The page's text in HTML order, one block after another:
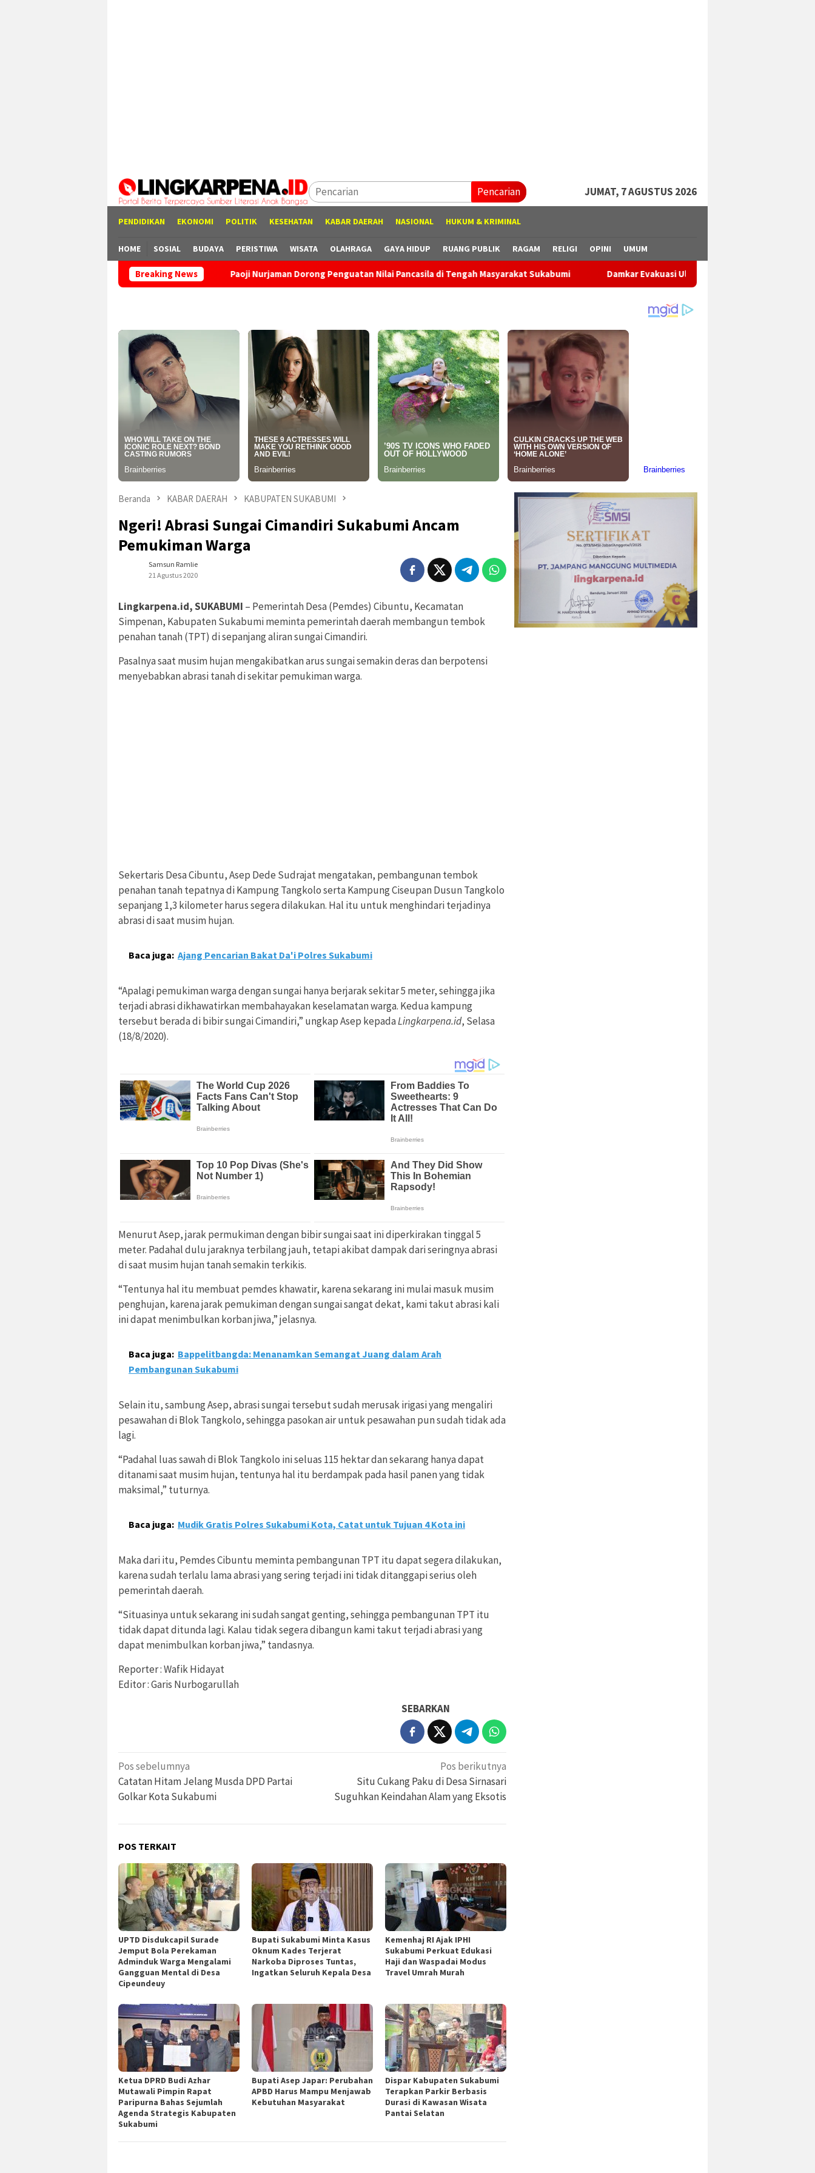
Pencarian JUMAT, 7 AGUSTUS 2026
PENDIDIKAN EKONOMI POLITIK KESEHATAN KABAR DAERAH NASIONAL HUKUM & KRIMINAL
HOME SOSIAL BUDAYA PERISTIWA WISATA OLAHRAGA GAYA HIDUP RUANG PUBLIK RAGAM RELIGI OPINI UMUM
Breaking News
Paoji Nurjaman Dorong Penguatan Nilai Pancasila di Tengah Masyarakat Sukabumi Damkar Evakuasi Ular Sanca di Permukiman Warga Cicantayan
Beranda KABAR DAERAH KABUPATEN SUKABUMI
Ngeri! Abrasi Sungai Cimandiri Sukabumi Ancam
Pemukiman Warga
Samsun Ramlie
21 Agustus 2020
Lingkarpena.id, SUKABUMI – Pemerintah Desa (Pemdes) Cibuntu, Kecamatan
Simpenan, Kabupaten Sukabumi meminta pemerintah daerah membangun tembok
penahan tanah (TPT) di sepanjang aliran sungai Cimandiri.
Pasalnya saat musim hujan mengakibatkan arus sungai semakin deras dan berpotensi
menyebabkan abrasi tanah di sekitar pemukiman warga.
Sekertaris Desa Cibuntu, Asep Dede Sudrajat mengatakan, pembangunan tembok
penahan tanah tepatnya di Kampung Tangkolo serta Kampung Ciseupan Dusun Tangkolo
sepanjang 1,3 kilometer harus segera dilakukan. Hal itu untuk menghindari terjadinya
abrasi di saat musim hujan.
Baca juga: Ajang Pencarian Bakat Da'i Polres Sukabumi
“Apalagi pemukiman warga dengan sungai hanya berjarak sekitar 5 meter, sehingga jika
terjadi abrasi dikhawatirkan membahayakan keselamatan warga. Kedua kampung
tersebut berada di bibir sungai Cimandiri,” ungkap Asep kepadaLingkarpena.id, Selasa
(18/8/2020).
Menurut Asep, jarak permukiman dengan bibir sungai saat ini diperkirakan tinggal 5
meter. Padahal dulu jaraknya terbilang jauh, tetapi akibat dampak dari seringnya abrasi
di saat musim hujan tanah semakin terkikis.
“Tentunya hal itu membuat pemdes khawatir, karena sekarang ini mulai masuk musim
penghujan, karena jarak pemukiman dengan sungai sangat dekat, kami takut abrasi kali
ini dapat menimbulkan korban jiwa,” jelasnya.
Baca juga: Bappelitbangda: Menanamkan Semangat Juang dalam Arah
Pembangunan Sukabumi
Selain itu, sambung Asep, abrasi sungai tersebut sudah merusak irigasi yang mengaliri
pesawahan di Blok Tangkolo, sehingga pasokan air untuk pesawahan pun sudah tidak ada
lagi.
“Padahal luas sawah di Blok Tangkolo ini seluas 115 hektar dan sekarang hanya dapat
ditanami saat musim hujan, tentunya hal itu berdampak pada hasil panen yang tidak
maksimal,” tuturnya.
Baca juga: Mudik Gratis Polres Sukabumi Kota, Catat untuk Tujuan 4 Kota ini
Maka dari itu, Pemdes Cibuntu meminta pembangunan TPT itu dapat segera dilakukan,
karena sudah terlalu lama abrasi yang sering terjadi ini tidak ditanggapi serius oleh
pemerintah daerah.
“Situasinya untuk sekarang ini sudah sangat genting, sehingga pembangunan TPT itu
tidak dapat ditunda lagi. Kalau tidak segera dibangun kami takut terjadi abrasi yang
dapat menimbulkan korban jiwa,” tandasnya.
Reporter : Wafik Hidayat
Editor : Garis Nurbogarullah
SEBARKAN
Navigasi
pos
Pos sebelumnya
Catatan Hitam Jelang Musda DPD Partai
Golkar Kota Sukabumi
Pos berikutnya
Situ Cukang Paku di Desa Sirnasari
Suguhkan Keindahan Alam yang Eksotis
POS TERKAIT
UPTD Disdukcapil Surade
Jemput Bola Perekaman
Adminduk Warga Mengalami
Gangguan Mental di Desa
Cipeundeuy
Bupati Sukabumi Minta Kasus
Oknum Kades Terjerat
Narkoba Diproses Tuntas,
Ingatkan Seluruh Kepala Desa
Kemenhaj RI Ajak IPHI
Sukabumi Perkuat Edukasi
Haji dan Waspadai Modus
Travel Umrah Murah
Ketua DPRD Budi Azhar
Mutawali Pimpin Rapat
Paripurna Bahas Sejumlah
Agenda Strategis Kabupaten
Sukabumi
Bupati Asep Japar: Perubahan
APBD Harus Mampu Menjawab
Kebutuhan Masyarakat
Dispar Kabupaten Sukabumi
Terapkan Parkir Berbasis
Durasi di Kawasan Wisata
Pantai Selatan